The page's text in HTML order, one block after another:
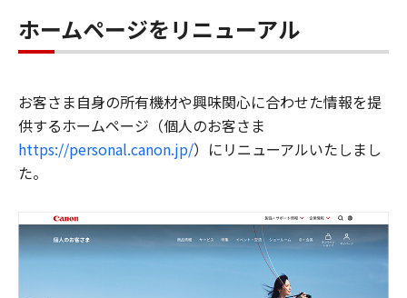
ホームページをリニューアル
お客さま自身の所有機材や興味関心に合わせた情報を提
供するホームページ（個人のお客さま
https://personal.canon.jp/）にリニューアルいたしまし
た。